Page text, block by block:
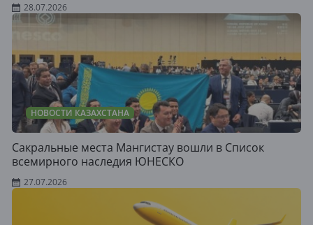
28.07.2026
НОВОСТИ КАЗАХСТАНА
Сакральные места Мангистау вошли в Список
всемирного наследия ЮНЕСКО
27.07.2026